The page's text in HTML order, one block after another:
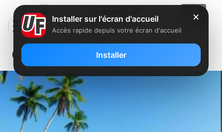
Ce vendredi sur FreeboxTV
✕
Installer sur l'écran d'accueil
Accès rapide depuis votre écran d'accueil
Installer